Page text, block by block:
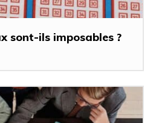
sont-ils imposables ?